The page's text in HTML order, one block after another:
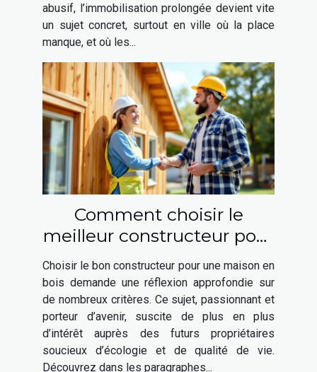
abusif, l’immobilisation prolongée devient vite
un sujet concret, surtout en ville où la place
manque, et où les...
Comment choisir le
meilleur constructeur pour
votre maison en bois ?
Choisir le bon constructeur pour une maison en
bois demande une réflexion approfondie sur
de nombreux critères. Ce sujet, passionnant et
porteur d’avenir, suscite de plus en plus
d’intérêt auprès des futurs propriétaires
soucieux d’écologie et de qualité de vie.
Découvrez dans les paragraphes...